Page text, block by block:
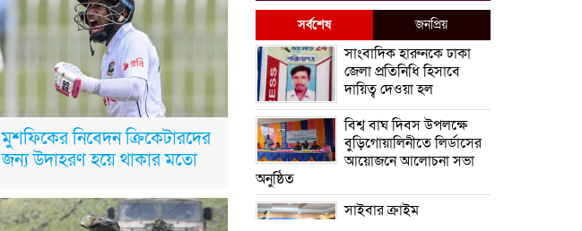
মুশফিকের নিবেদন ক্রিকেটারদের
জন্য উদাহরণ হয়ে থাকার মতো
সর্বশেষ জনপ্রিয়
সাংবাদিক হারুনকে ঢাকা
জেলা প্রতিনিধি হিসাবে
দায়িত্ব দেওয়া হল
বিশ্ব বাঘ দিবস উপলক্ষে
বুড়িগোয়ালিনীতে লির্ডাসের
আয়োজনে আলোচনা সভা
অনুষ্ঠিত
সাইবার ক্রাইম